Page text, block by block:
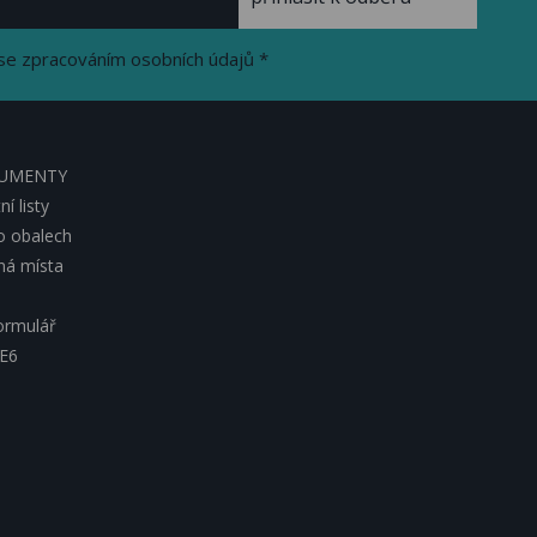
zpracováním osobních údajů *
listy
obalech
místa